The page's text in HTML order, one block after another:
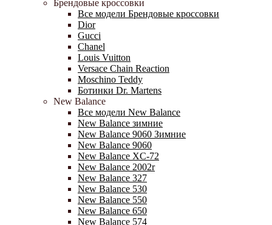
Брендовые кроссовки
Все модели Брендовые кроссовки
Dior
Gucci
Chanel
Louis Vuitton
Versace Chain Reaction
Moschino Teddy
Ботинки Dr. Martens
New Balance
Все модели New Balance
New Balance зимние
New Balance 9060 Зимние
New Balance 9060
New Balance XC-72
New Balance 2002r
New Balance 327
New Balance 530
New Balance 550
New Balance 650
New Balance 574